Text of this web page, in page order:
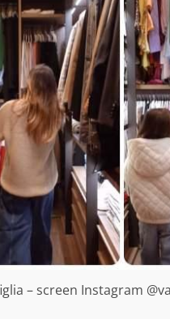
– screen Instagram